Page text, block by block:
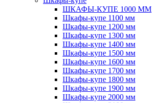
ШКАФЫ-КУПЕ 1000 ММ
Шкафы-купе 1100 мм
Шкафы-купе 1200 мм
Шкафы-купе 1300 мм
Шкафы-купе 1400 мм
Шкафы-купе 1500 мм
Шкафы-купе 1600 мм
Шкафы-купе 1700 мм
Шкафы-купе 1800 мм
Шкафы-купе 1900 мм
Шкафы-купе 2000 мм